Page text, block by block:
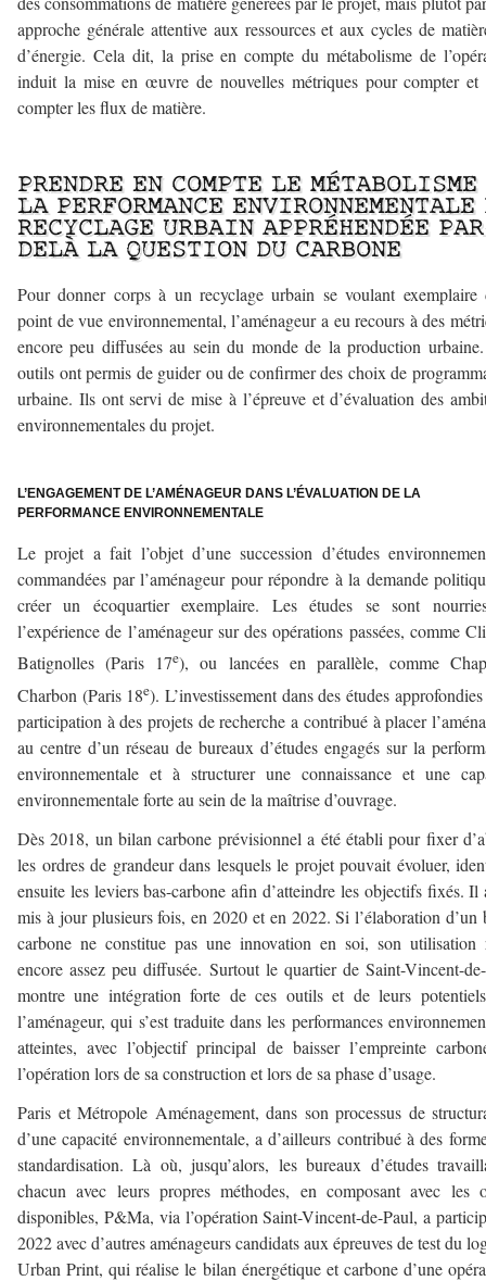
approche générale attentive aux ressources et aux cycles de
d’énergie. Cela dit, la prise en compte du métabolisme de
induit la mise en œuvre de nouvelles métriques pour compter et
compter les flux de matière.
PRENDRE EN COMPTE LE
LA PERFORMANCE ENVIRONNEMENTALE
RECYCLAGE URBAIN APPRÉHENDÉE
DELÀ LA QUESTION DU CARBONE
Pour donner corps à un recyclage urbain se voulant exemplaire
point de vue environnemental, l’aménageur a eu recours à des
encore peu diffusées au sein du monde de la production
outils ont permis de guider ou de confirmer des choix de
urbaine. Ils ont servi de mise à l’épreuve et d’évaluation des
environnementales du projet.
L’ENGAGEMENT DE L’AMÉNAGEUR DANS L’ÉVALUATION DE LA
PERFORMANCE ENVIRONNEMENTALE
Le projet a fait l’objet d’une succession d’études
commandées par l’aménageur pour répondre à la demande
créer un écoquartier exemplaire. Les études se sont
l’expérience de l’aménageur sur des opérations passées, comme
Batignolles (Paris 17e), ou lancées en parallèle, comme
Charbon (Paris 18e). L’investissement dans des études
participation à des projets de recherche a contribué à placer
au centre d’un réseau de bureaux d’études engagés sur la
environnementale et à structurer une connaissance et une
environnementale forte au sein de la maîtrise d’ouvrage.
Dès 2018, un bilan carbone prévisionnel a été établi pour fixer
les ordres de grandeur dans lesquels le projet pouvait évoluer,
ensuite les leviers bas-carbone afin d’atteindre les objectifs fixés. Il
mis à jour plusieurs fois, en 2020 et en 2022. Si l’élaboration d’un
carbone ne constitue pas une innovation en soi, son utilisation
encore assez peu diffusée. Surtout le quartier de Saint-Vincent-
montre une intégration forte de ces outils et de leurs
l’aménageur, qui s’est traduite dans les performances
atteintes, avec l’objectif principal de baisser l’empreinte
l’opération lors de sa construction et lors de sa phase d’usage.
Paris et Métropole Aménagement, dans son processus de
d’une capacité environnementale, a d’ailleurs contribué à des
standardisation. Là où, jusqu’alors, les bureaux d’études
chacun avec leurs propres méthodes, en composant avec les
disponibles, P&Ma, via l’opération Saint-Vincent-de-Paul, a
2022 avec d’autres aménageurs candidats aux épreuves de test du
Urban Print, qui réalise le bilan énergétique et carbone d’une